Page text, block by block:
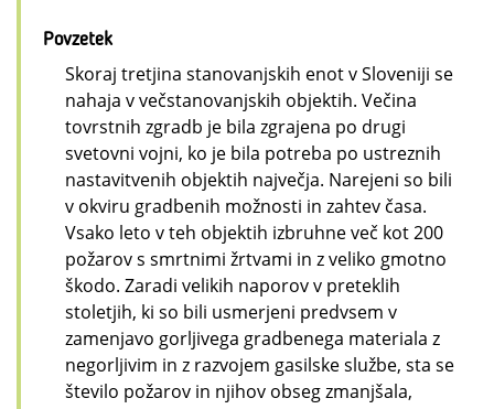
Povzetek
Skoraj tretjina stanovanjskih enot v Sloveniji se
nahaja v večstanovanjskih objektih. Večina
tovrstnih zgradb je bila zgrajena po drugi
svetovni vojni, ko je bila potreba po ustreznih
nastavitvenih objektih največja. Narejeni so bili
v okviru gradbenih možnosti in zahtev časa.
Vsako leto v teh objektih izbruhne več kot 200
požarov s smrtnimi žrtvami in z veliko gmotno
škodo. Zaradi velikih naporov v preteklih
stoletjih, ki so bili usmerjeni predvsem v
zamenjavo gorljivega gradbenega materiala z
negorljivim in z razvojem gasilske službe, sta se
število požarov in njihov obseg zmanjšala,